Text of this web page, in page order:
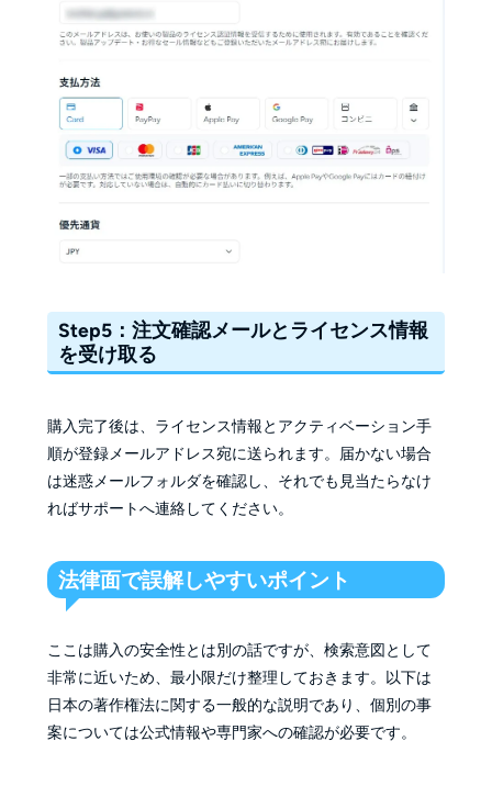
Step5：注文確認メールとライセンス情報
を受け取る
購入完了後は、ライセンス情報とアクティベーション手
順が登録メールアドレス宛に送られます。届かない場合
は迷惑メールフォルダを確認し、それでも見当たらなけ
ればサポートへ連絡してください。
法律面で誤解しやすいポイント
ここは購入の安全性とは別の話ですが、検索意図として
非常に近いため、最小限だけ整理しておきます。以下は
日本の著作権法に関する一般的な説明であり、個別の事
案については公式情報や専門家への確認が必要です。